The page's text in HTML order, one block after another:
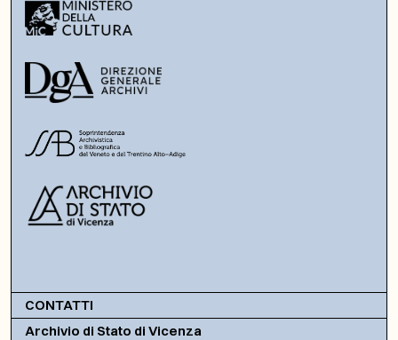
CONTATTI
Archivio di Stato di Vicenza